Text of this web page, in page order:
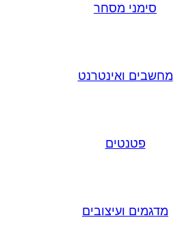
סימני מסחר
מחשבים ואינטרנט
פטנטים
מדגמים ועיצובים